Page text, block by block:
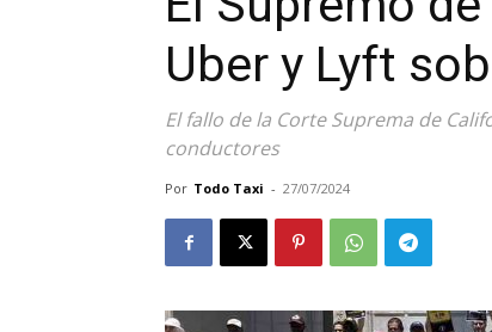
Uber y Lyft
El fallo de la Corte Suprema de
conductores
Por Todo Taxi - 27/07/2024